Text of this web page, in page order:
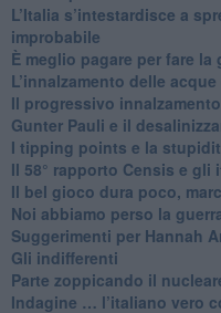
L’Italia s’intestardisce a
improbabile
È meglio pagare per fare
​L’innalzamento delle
​Il progressivo
​Gunter Pauli e il
I tipping points e la
​Il 58° rapporto Censis e gli
​Il bel gioco dura poco,
Noi abbiamo perso la
Suggerimenti per Hannah
​Gli indifferenti
Parte zoppicando il
​Indagine … l’italiano vero